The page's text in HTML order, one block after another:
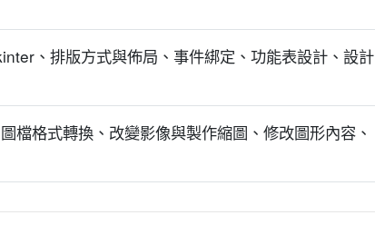
、排版方式與佈局、事件綁定、功能表設計、設計
檔格式轉換、改變影像與製作縮圖、修改圖形內容、